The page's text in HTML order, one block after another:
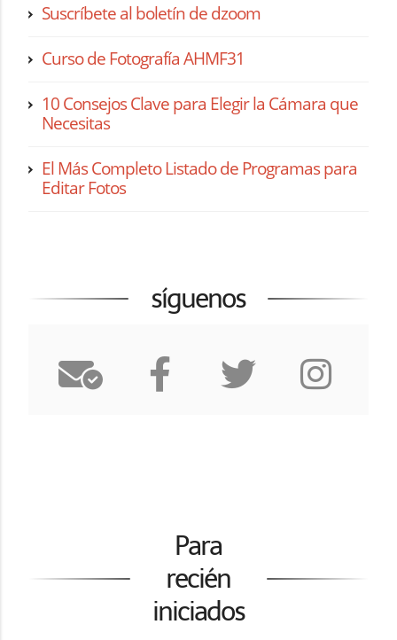
Suscríbete al boletín de dzoom
Curso de Fotografía AHMF31
10 Consejos Clave para Elegir la Cámara que
Necesitas
El Más Completo Listado de Programas para
Editar Fotos
síguenos
Para
recién
iniciados